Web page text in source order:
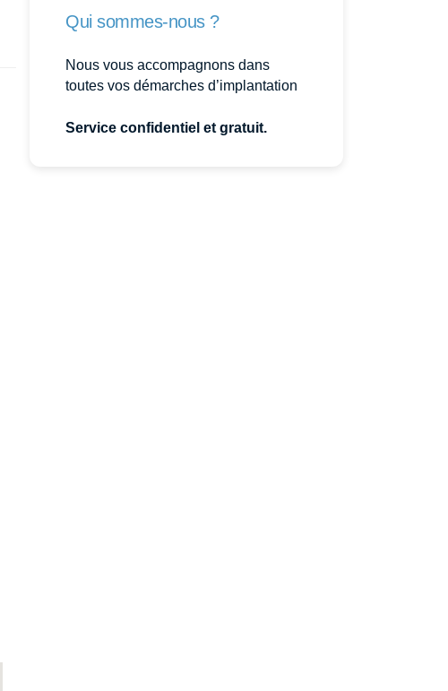
Qui sommes-nous ?
Nous vous accompagnons dans
toutes vos démarches d’implantation
Service confidentiel et gratuit.